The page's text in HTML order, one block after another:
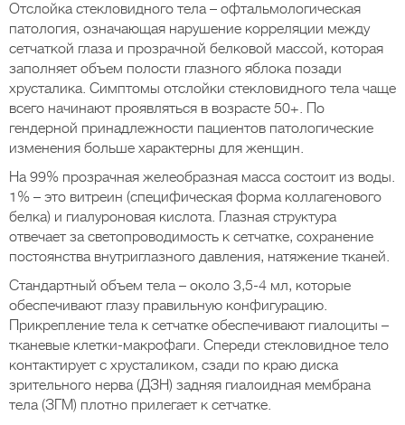
Отслойка стекловидного тела – офтальмологическая
патология, означающая нарушение корреляции между
сетчаткой глаза и прозрачной белковой массой, которая
заполняет объем полости глазного яблока позади
хрусталика. Симптомы отслойки стекловидного тела чаще
всего начинают проявляться в возрасте 50+. По
гендерной принадлежности пациентов патологические
изменения больше характерны для женщин.
На 99% прозрачная желеобразная масса состоит из воды.
1% – это витреин (специфическая форма коллагенового
белка) и гиалуроновая кислота. Глазная структура
отвечает за светопроводимость к сетчатке, сохранение
постоянства внутриглазного давления, натяжение тканей.
Стандартный объем тела – около 3,5-4 мл, которые
обеспечивают глазу правильную конфигурацию.
Прикрепление тела к сетчатке обеспечивают гиалоциты –
тканевые клетки-макрофаги. Спереди стекловидное тело
контактирует с хрусталиком, сзади по краю диска
зрительного нерва (ДЗН) задняя гиалоидная мембрана
тела (ЗГМ) плотно прилегает к сетчатке.